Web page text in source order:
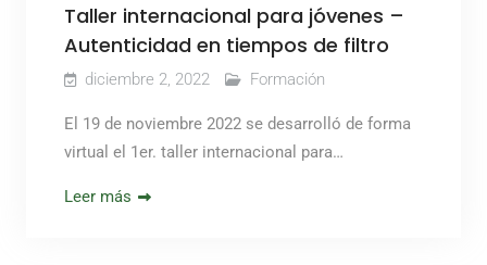
Taller internacional para jóvenes –
Autenticidad en tiempos de filtro
diciembre 2, 2022 Formación
El 19 de noviembre 2022 se desarrolló de forma
virtual el 1er. taller internacional para…
Leer más